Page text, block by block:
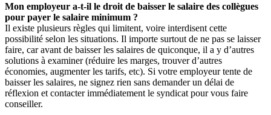
Mon employeur a-t-il le droit de baisser le salaire des collègues
pour payer le salaire minimum ?
Il existe plusieurs règles qui limitent, voire interdisent cette
possibilité selon les situations. Il importe surtout de ne pas se laisser
faire, car avant de baisser les salaires de quiconque, il a y d’autres
solutions à examiner (réduire les marges, trouver d’autres
économies, augmenter les tarifs, etc). Si votre employeur tente de
baisser les salaires, ne signez rien sans demander un délai de
réflexion et contacter immédiatement le syndicat pour vous faire
conseiller.